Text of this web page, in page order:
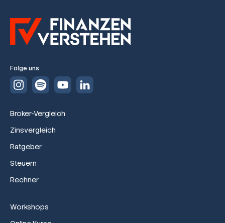
Folge uns
Broker-Vergleich
Zinsvergleich
Ratgeber
Steuern
Rechner
Workshops